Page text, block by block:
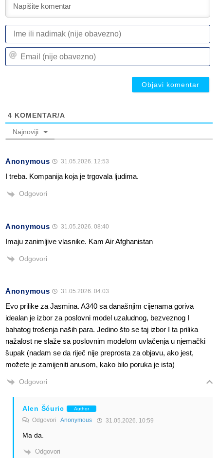
4 KOMENTAR/A
Najnoviji
Anonymous 31.05.2026. 12:53
I treba. Kompanija koja je trgovala ljudima.
Odgovori
Anonymous 31.05.2026. 08:40
Imaju zanimljive vlasnike. Kam Air Afghanistan
Odgovori
Anonymous 31.05.2026. 04:03
Evo prilike za Jasmina. A340 sa današnjim cijenama goriva
idealan je izbor za poslovni model uzaludnog, bezveznog I
bahatog trošenja naših para. Jedino što se taj izbor I ta prilika
nažalost ne slaže sa poslovnim modelom uvlačenja u njemački
šupak (nadam se da riječ nije preprosta za objavu, ako jest,
možete je zamijeniti anusom, kako bilo poruka je ista)
Odgovori
Alen Šćuric Author
Odgovori Anonymous 31.05.2026. 10:59
Ma da.
Odgovori